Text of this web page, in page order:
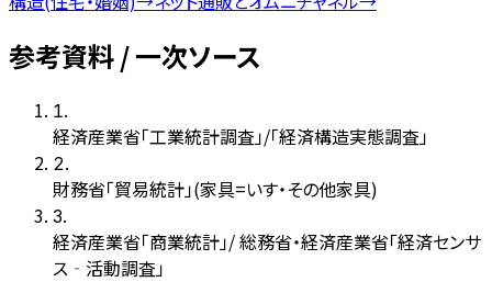
参考資料 / 一次ソース
1.
経済産業省「工業統計調査」/「経済構造実態調査」
2.
財務省「貿易統計」(家具=いす・その他家具)
3.
経済産業省「商業統計」/ 総務省・経済産業省「経済センサ
ス‐活動調査」